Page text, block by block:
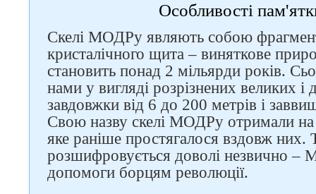
Особливості
Скелі МОДРу являють собою
кристалічного щита – виняткове
становить понад 2 мільярди років.
нами у вигляді розрізнених великих і
завдовжки від 6 до 200 метрів і
Свою назву скелі МОДРу отримали на
яке раніше простягалося вздовж них.
розшифровується доволі незвично –
допомоги борцям революції.